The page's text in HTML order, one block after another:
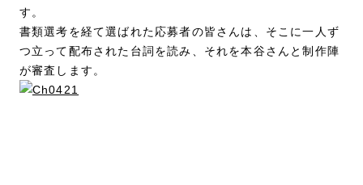
す。
書類選考を経て選ばれた応募者の皆さんは、そこに一人ず
つ立って配布された台詞を読み、それを本谷さんと制作陣
が審査します。